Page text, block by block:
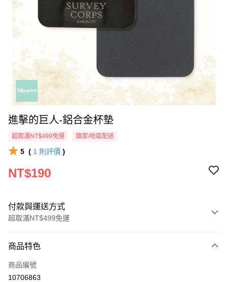
進擊的巨人-鋁合金杯墊
超取滿NT$499免運 國家/地區配送
5 ( 1 則評價 )
NT$190
付款與運送方式
超取滿NT$499免運
信用卡一次付款
超商取貨付款
商品特色
商品編號
10706863